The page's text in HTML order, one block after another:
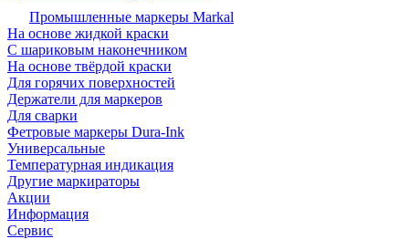
Промышленные маркеры Markal
На основе жидкой краски
С шариковым наконечником
На основе твёрдой краски
Для горячих поверхностей
Держатели для маркеров
Для сварки
Фетровые маркеры Dura-Ink
Универсальные
Температурная индикация
Другие маркираторы
Акции
Информация
Сервис